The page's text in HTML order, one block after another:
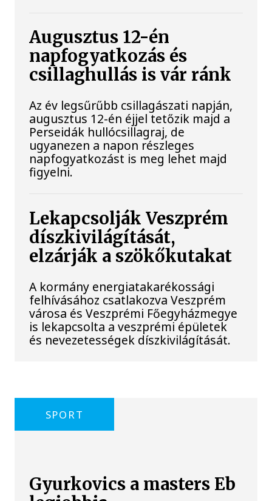
Augusztus 12-én
napfogyatkozás és
csillaghullás is vár ránk
Az év legsűrűbb csillagászati napján,
augusztus 12-én éjjel tetőzik majd a
Perseidák hullócsillagraj, de
ugyanezen a napon részleges
napfogyatkozást is meg lehet majd
figyelni.
Lekapcsolják Veszprém
díszkivilágítását,
elzárják a szökőkutakat
A kormány energiatakarékossági
felhívásához csatlakozva Veszprém
városa és Veszprémi Főegyházmegye
is lekapcsolta a veszprémi épületek
és nevezetességek díszkivilágítását.
SPORT
Gyurkovics a masters Eb